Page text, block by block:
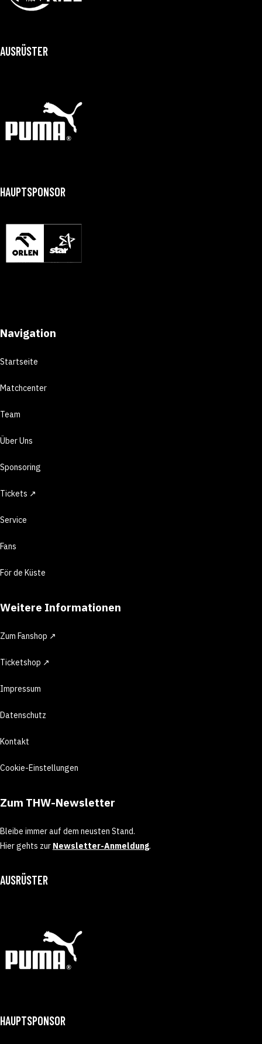
AUSRÜSTER
HAUPTSPONSOR
Navigation
Startseite
Matchcenter
Team
Über Uns
Sponsoring
Tickets ↗
Service
Fans
För de Küste
Weitere Informationen
Zum Fanshop ↗
Ticketshop ↗
Impressum
Datenschutz
Kontakt
Cookie-Einstellungen
Zum THW-Newsletter
Bleibe immer auf dem neusten Stand.
Hier gehts zur Newsletter-Anmeldung.
AUSRÜSTER
HAUPTSPONSOR